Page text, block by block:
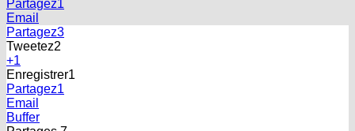
Email
Partagez3
Tweetez2
+1
Enregistrer
1
Partagez1
Email
Buffer
Partages
7